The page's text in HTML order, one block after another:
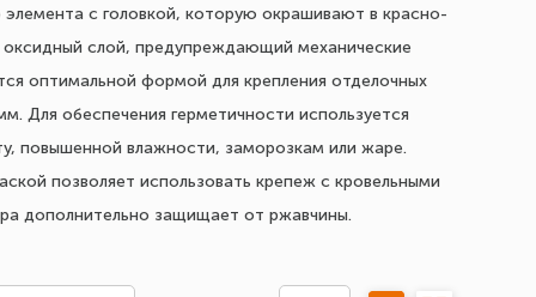
с головкой, которую окрашивают в красно-
оксидный слой, предупреждающий механические
оптимальной формой для крепления отделочных
Для обеспечения герметичности используется
повышенной влажности, заморозкам или жаре.
позволяет использовать крепеж с кровельными
дополнительно защищает от ржавчины.